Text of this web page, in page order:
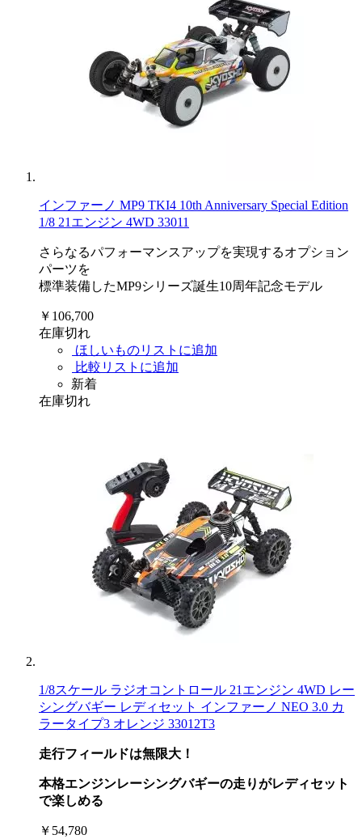
インファーノ MP9 TKI4 10th Anniversary Special Edition
1/8 21エンジン 4WD 33011
さらなるパフォーマンスアップを実現するオプション
パーツを
標準装備したMP9シリーズ誕生10周年記念モデル
￥106,700
在庫切れ
ほしいものリストに追加
比較リストに追加
新着
在庫切れ
1/8スケール ラジオコントロール 21エンジン 4WD レー
シングバギー レディセット インファーノ NEO 3.0 カ
ラータイプ3 オレンジ 33012T3
走行フィールドは無限大！
本格エンジンレーシングバギーの走りがレディセット
で楽しめる
￥54,780